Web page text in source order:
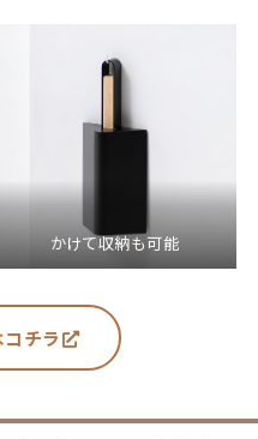
かけて収納も可能
チラ